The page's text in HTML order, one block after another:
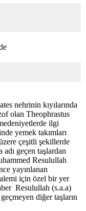
nehrinin kıyılarında
olan Theophrastus
ilgi
yemek takımları
çeşitli şekillerde
geçen taşlardan
Resulullah
yayınlanan
için özel bir yer
Resulullah (s.a.a)
diğer taşların